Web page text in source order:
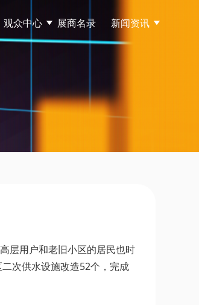
观众中心 展商名录 新闻资讯
层用户和老旧小区的居民也时
次供水设施改造52个，完成